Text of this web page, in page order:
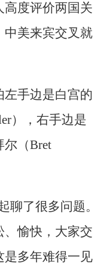
度评价两国关
中美来宾交叉就
手边是白宫的
），右手边是
尔（Bret
聊了很多问题。
愉快，大家交
是多年难得一见